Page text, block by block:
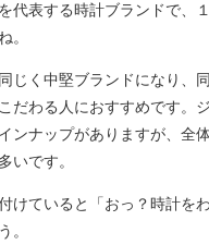
代表する時計ブランドで、
。
じく中堅ブランドになり、
だわる人におすすめです。
ンナップがありますが、全
いです。
けていると「おっ？時計を
。